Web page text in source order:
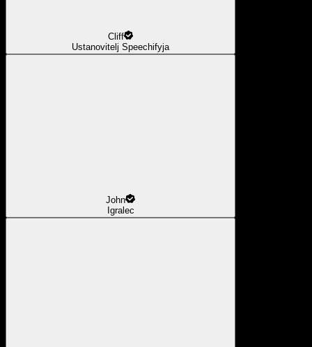
Cliff
Ustanovitelj Speechifyja
John
Igralec